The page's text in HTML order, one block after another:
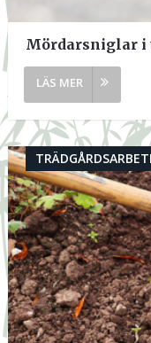
Mördarsniglar i